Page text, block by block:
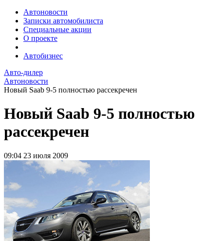
Автоновости
Записки автомобилиста
Специальные акции
О проекте
Автобизнес
Авто-дилер
Автоновости
Новый Saab 9-5 полностью рассекречен
Новый Saab 9-5 полностью
рассекречен
09:04 23 июля 2009